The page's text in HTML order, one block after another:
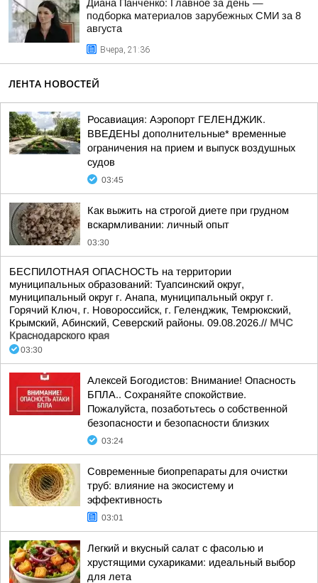
Диана Панченко: Главное за день —
подборка материалов зарубежных СМИ за 8
августа
Вчера, 21:36
ЛЕНТА НОВОСТЕЙ
Росавиация: Аэропорт ГЕЛЕНДЖИК.
ВВЕДЕНЫ дополнительные* временные
ограничения на прием и выпуск воздушных
судов
03:45
Как выжить на строгой диете при грудном
вскармливании: личный опыт
03:30
БЕСПИЛОТНАЯ ОПАСНОСТЬ на территории
муниципальных образований: Туапсинский округ,
муниципальный округ г. Анапа, муниципальный округ г.
Горячий Ключ, г. Новороссийск, г. Геленджик, Темрюкский,
Крымский, Абинский, Северский районы. 09.08.2026.// МЧС
Краснодарского края
03:30
Алексей Богодистов: Внимание! Опасность
БПЛА.. Сохраняйте спокойствие.
Пожалуйста, позаботьтесь о собственной
безопасности и безопасности близких
03:24
Современные биопрепараты для очистки
труб: влияние на экосистему и
эффективность
03:01
Легкий и вкусный салат с фасолью и
хрустящими сухариками: идеальный выбор
для лета